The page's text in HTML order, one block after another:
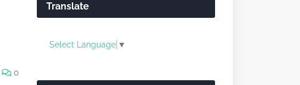
0
Translate
Select Language ▼